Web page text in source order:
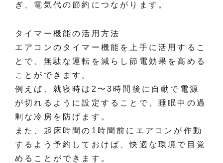
ぎ、電気代の節約につながります。
タイマー機能の活用方法
エアコンのタイマー機能を上手に活用するこ
とで、無駄な運転を減らし節電効果を高める
ことができます。
例えば、就寝時は2〜3時間後に自動で電源
が切れるように設定することで、睡眠中の過
剰な冷房を防げます。
また、起床時間の1時間前にエアコンが作動
するよう予約しておけば、快適な環境で目覚
めることができます。